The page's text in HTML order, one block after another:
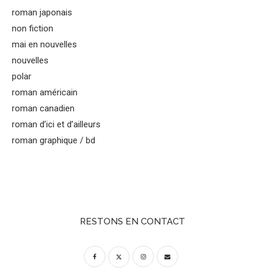
roman japonais
non fiction
mai en nouvelles
nouvelles
polar
roman américain
roman canadien
roman d’ici et d’ailleurs
roman graphique / bd
RESTONS EN CONTACT